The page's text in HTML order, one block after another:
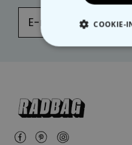
COOKIE-
MARKETING